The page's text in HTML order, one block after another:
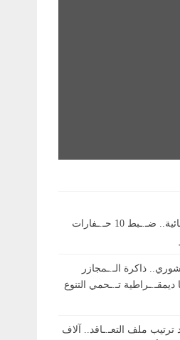
حـ.ـماية الـ.ــثروة المائية.. ضـ.ـبط 10 حـ.ـفارات
ذاكرة الـ.ـمجازر
تـ.ـحمي التنوع
ترتيب ملف التعـ.ـاقد.. آلاف